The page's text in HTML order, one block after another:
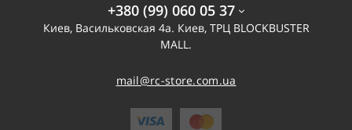
+380 (99) 060 05 37
Киев, Васильковская 4а. Киев, ТРЦ BLOCKBUSTER
MALL.
mail@rc-store.com.ua